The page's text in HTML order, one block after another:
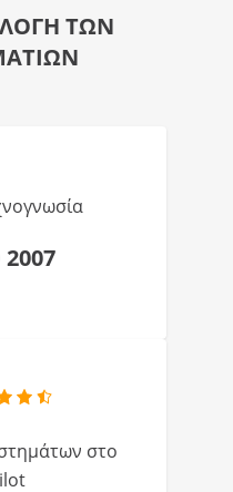
ΤΩΝ
στο